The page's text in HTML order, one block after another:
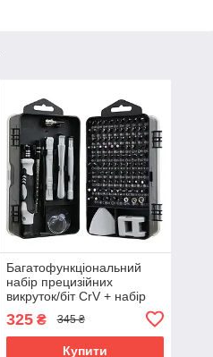
Багатофункціональний
набір прецизійних
викруток/біт CrV + набір
інструменту 115 в 1 сірий
325₴ 345 ₴
Купити